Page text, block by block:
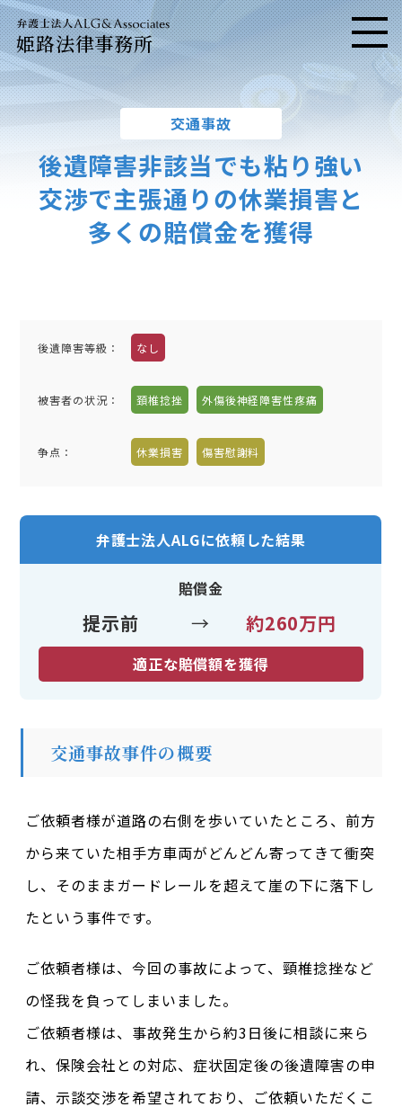
姫路法律事務所 メニ
交通事故
後遺障害非該当でも粘り強い
交渉で主張通りの休業損害と
多くの賠償金を獲得
後遺障害等級： なし
被害者の状況： 頚椎捻挫 外傷後神経障害性疼痛
争点： 休業損害 傷害慰謝料
弁護士法人ALGに依頼した結果
賠償金
提示前 → 約260万円
適正な賠償額を獲得
交通事故事件の概要
ご依頼者様が道路の右側を歩いていたところ、前方
から来ていた相手方車両がどんどん寄ってきて衝突
し、そのままガードレールを超えて崖の下に落下し
たという事件です。
ご依頼者様は、今回の事故によって、頸椎捻挫など
の怪我を負ってしまいました。
ご依頼者様は、事故発生から約3日後に相談に来ら
れ、保険会社との対応、症状固定後の後遺障害の申
請、示談交渉を希望されており、ご依頼いただくこ